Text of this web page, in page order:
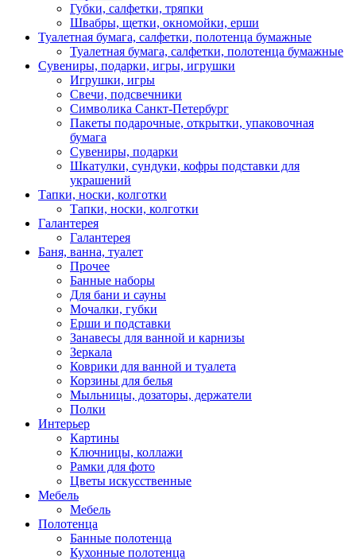
Губки, салфетки, тряпки
Швабры, щетки, окномойки, ерши
Туалетная бумага, салфетки, полотенца бумажные
Туалетная бумага, салфетки, полотенца бумажные
Сувениры, подарки, игры, игрушки
Игрушки, игры
Свечи, подсвечники
Символика Санкт-Петербург
Пакеты подарочные, открытки, упаковочная
бумага
Сувениры, подарки
Шкатулки, сундуки, кофры подставки для
украшений
Тапки, носки, колготки
Тапки, носки, колготки
Галантерея
Галантерея
Баня, ванна, туалет
Прочее
Банные наборы
Для бани и сауны
Мочалки, губки
Ерши и подставки
Занавесы для ванной и карнизы
Зеркала
Коврики для ванной и туалета
Корзины для белья
Мыльницы, дозаторы, держатели
Полки
Интерьер
Картины
Ключницы, коллажи
Рамки для фото
Цветы искусственные
Мебель
Мебель
Полотенца
Банные полотенца
Кухонные полотенца